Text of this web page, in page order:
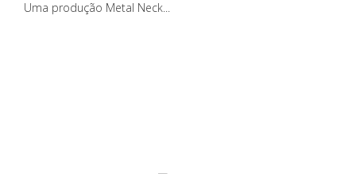
Uma produção Metal Neck...